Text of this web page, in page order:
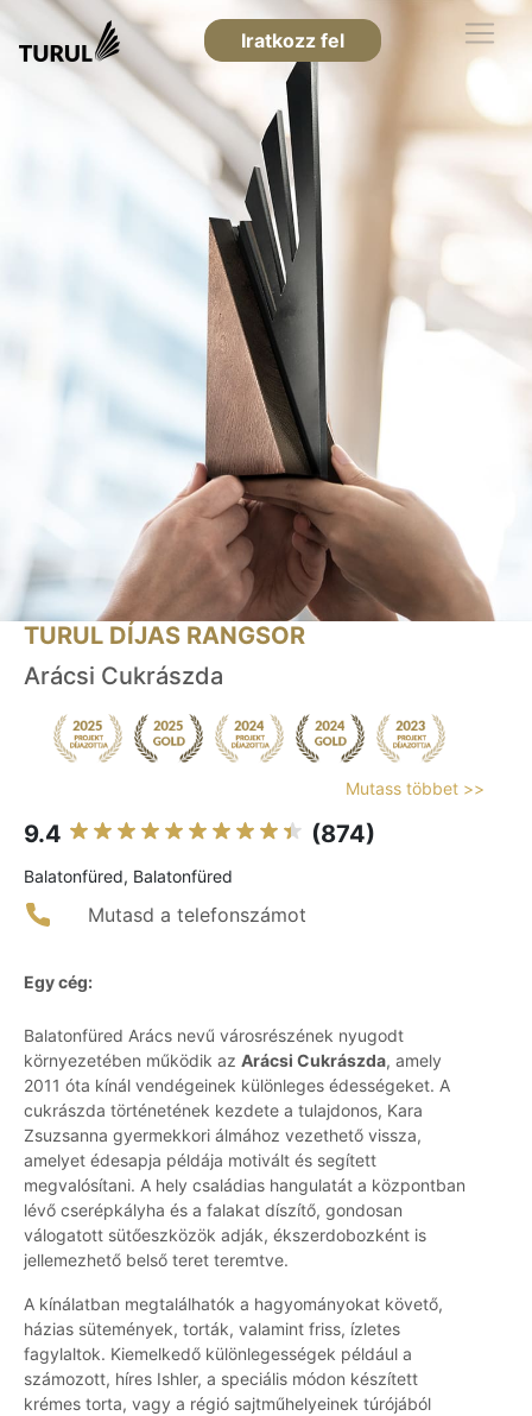
Iratkozz fel
TURUL DÍJAS RANGSOR
Arácsi Cukrászda
Mutass többet >>
9.4 (874)
Balatonfüred, Balatonfüred
Mutasd a telefonszámot
Egy cég:
Balatonfüred Arács nevű városrészének nyugodt
környezetében működik az Arácsi Cukrászda, amely
2011 óta kínál vendégeinek különleges édességeket. A
cukrászda történetének kezdete a tulajdonos, Kara
Zsuzsanna gyermekkori álmához vezethető vissza,
amelyet édesapja példája motivált és segített
megvalósítani. A hely családias hangulatát a központban
lévő cserépkályha és a falakat díszítő, gondosan
válogatott sütőeszközök adják, ékszerdobozként is
jellemezhető belső teret teremtve.
A kínálatban megtalálhatók a hagyományokat követő,
házias sütemények, torták, valamint friss, ízletes
fagylaltok. Kiemelkedő különlegességek például a
számozott, híres Ishler, a speciális módon készített
krémes torta, vagy a régió sajtműhelyeinek túrójából